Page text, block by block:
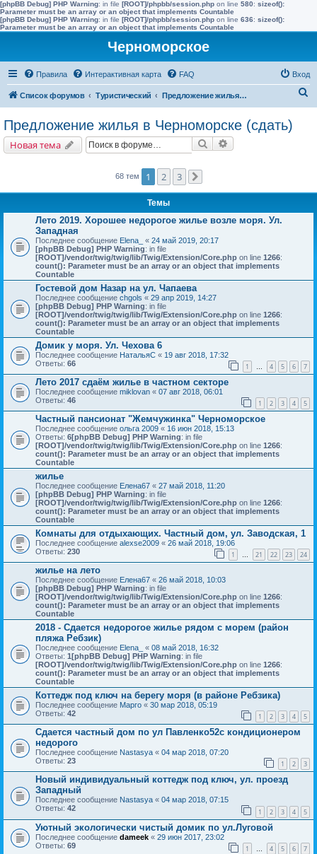
[phpBB Debug] PHP Warning: in file [ROOT]/phpbb/session.php on line 580: sizeof():
Parameter must be an array or an object that implements Countable
[phpBB Debug] PHP Warning: in file [ROOT]/phpbb/session.php on line 636: sizeof():
Parameter must be an array or an object that implements Countable
Черноморское
Правила Интерактивная карта FAQ Вход
Список форумов Туристический Предложение жилья в Черноморске (сдать)
Предложение жилья в Черноморске (сдать)
Новая тема Поиск
68 тем 1 2 3
Темы
Лето 2019. Хорошее недорогое жилье возле моря. Ул.
Западная
Последнее сообщение Elena_ « 24 май 2019, 20:17
[phpBB Debug] PHP Warning: in file
[ROOT]/vendor/twig/twig/lib/Twig/Extension/Core.php on line 1266:
count(): Parameter must be an array or an object that implements
Countable
Гостевой дом Назар на ул. Чапаева
Последнее сообщение chgols « 29 апр 2019, 14:27
[phpBB Debug] PHP Warning: in file
[ROOT]/vendor/twig/twig/lib/Twig/Extension/Core.php on line 1266:
count(): Parameter must be an array or an object that implements
Countable
Домик у моря. Ул. Чехова 6
Последнее сообщение НатальяС « 19 авг 2018, 17:32
Ответы: 66 1 … 4 5 6 7
Лето 2017 сдаём жилье в частном секторе
Последнее сообщение miklovan « 07 авг 2018, 06:01
Ответы: 46 1 2 3 4 5
Частный пансионат "Жемчужинка" Черноморское
Последнее сообщение ольга 2009 « 16 июн 2018, 15:13
Ответы: 6[phpBB Debug] PHP Warning: in file
[ROOT]/vendor/twig/twig/lib/Twig/Extension/Core.php on line 1266:
count(): Parameter must be an array or an object that implements
Countable
жилье
Последнее сообщение Елена67 « 27 май 2018, 11:20
[phpBB Debug] PHP Warning: in file
[ROOT]/vendor/twig/twig/lib/Twig/Extension/Core.php on line 1266:
count(): Parameter must be an array or an object that implements
Countable
Комнаты для отдыхающих. Частный дом, ул. Заводская, 1
Последнее сообщение alexse2009 « 26 май 2018, 19:06
Ответы: 230 1 … 21 22 23 24
жилье на лето
Последнее сообщение Елена67 « 26 май 2018, 10:03
[phpBB Debug] PHP Warning: in file
[ROOT]/vendor/twig/twig/lib/Twig/Extension/Core.php on line 1266:
count(): Parameter must be an array or an object that implements
Countable
2018 - Сдается недорогое жилье рядом с морем (район
пляжа Ребзик)
Последнее сообщение Elena_ « 08 май 2018, 16:32
Ответы: 1 [phpBB Debug] PHP Warning: in file
[ROOT]/vendor/twig/twig/lib/Twig/Extension/Core.php on line 1266:
count(): Parameter must be an array or an object that implements
Countable
Коттедж под ключ на берегу моря (в районе Ребзика)
Последнее сообщение Марго « 30 мар 2018, 05:19
Ответы: 42 1 2 3 4 5
Сдается частный дом по ул Павленко52с кондиционером
недорого
Последнее сообщение Nastasya « 04 мар 2018, 07:20
Ответы: 23 1 2 3
Новый индивидуальный коттедж под ключ, ул. проезд
Западный
Последнее сообщение Nastasya « 04 мар 2018, 07:15
Ответы: 42 1 2 3 4 5
Уютный экологически чистый домик по ул.Луговой
Последнее сообщение dameek « 29 июн 2017, 23:02
Ответы: 69 1 4 5 6 7